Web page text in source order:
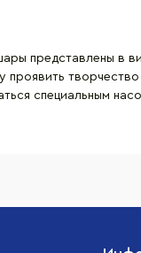
представлены в
специальным